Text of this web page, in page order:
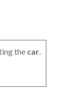
the car.